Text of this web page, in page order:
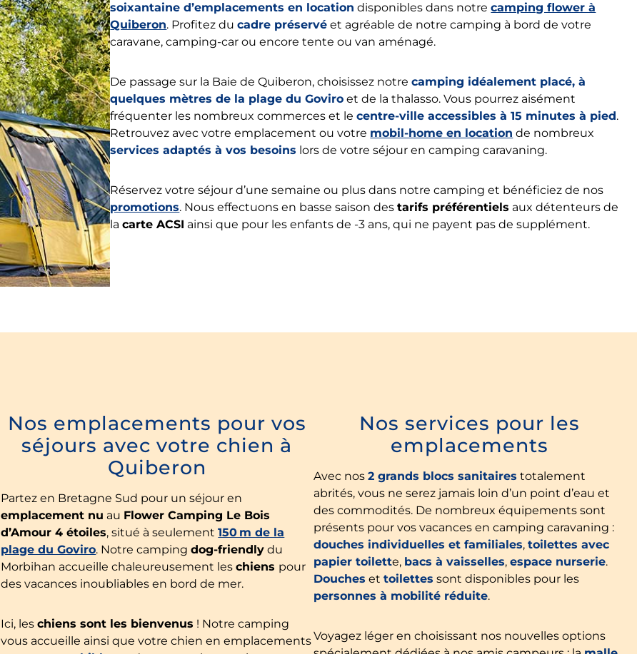
soixantaine d’emplacements en location disponibles dans notrecamping flower à
Quiberon. Profitez ducadre préservé et agréable de notre camping à bord de votre
caravane, camping-car ou encore tente ou van aménagé.
De passage sur la Baie de Quiberon, choisissez notrecamping idéalement placé, à
quelques mètres de la plage du Goviro et de la thalasso. Vous pourrez aisément
fréquenter les nombreux commerces et lecentre-ville accessibles à 15 minutes à pied.
Retrouvez avec votre emplacement ou votre mobil-home en location de nombreux
services adaptés à vos besoins lors de votre séjour en camping caravaning.
Réservez votre séjour d’une semaine ou plus dans notre camping et bénéficiez de nos
promotions. Nous effectuons en basse saison destarifs préférentiels aux détenteurs de
lacarte ACSI ainsi que pour les enfants de -3 ans, qui ne payent pas de supplément.
Nos emplacements pour vos
séjours avec votre chien à
Quiberon
Partez en Bretagne Sud pour un séjour en
emplacement nu au Flower Camping Le Bois
d’Amour 4 étoiles, situé à seulement150 m de la
plage du Goviro. Notre campingdog-friendly du
Morbihan accueille chaleureusement leschiens pour
des vacances inoubliables en bord de mer.
Ici, leschiens sont les bienvenus ! Notre camping
vous accueille ainsi que votre chien en emplacements
Nos services pour les
emplacements
Avec nos 2 grands blocs sanitaires totalement
abrités, vous ne serez jamais loin d’un point d’eau et
des commodités. De nombreux équipements sont
présents pour vos vacances en camping caravaning :
douches individuelles et familiales, toilettes avec
papier toilette, bacs à vaisselles, espace nurserie.
Douches et toilettes sont disponibles pour les
personnes à mobilité réduite.
Voyagez léger en choisissant nos nouvelles options